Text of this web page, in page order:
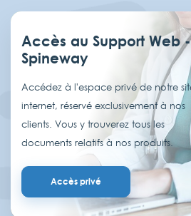
Accès au Support Web -
Spineway
Accédez à l'espace privé de notre
internet, réservé exclusivement à nos
clients. Vous y trouverez tous les
documents relatifs à nos produits.
Accès privé